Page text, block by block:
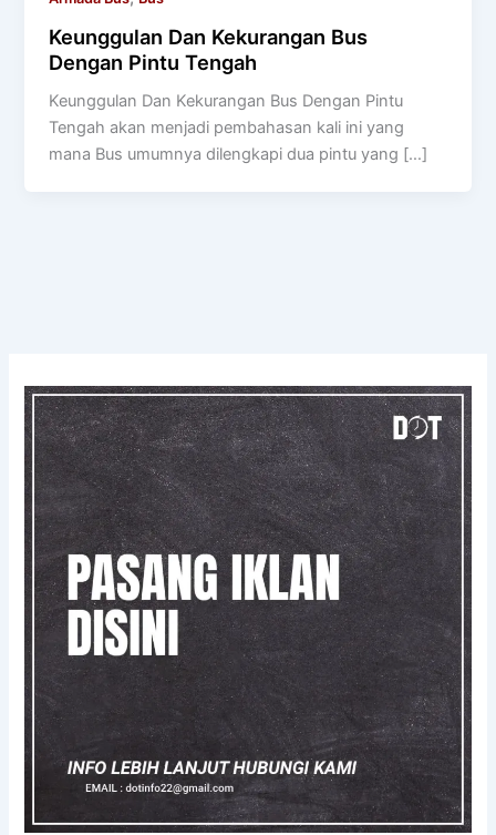
Keunggulan Dan Kekurangan Bus
Dengan Pintu Tengah
Keunggulan Dan Kekurangan Bus Dengan Pintu
Tengah akan menjadi pembahasan kali ini yang
mana Bus umumnya dilengkapi dua pintu yang […]